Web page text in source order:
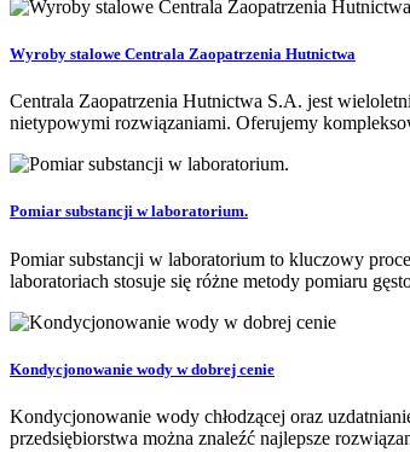
Wyroby stalowe Centrala Zaopatrzenia Hutnictwa
Centrala Zaopatrzenia Hutnictwa S.A. jest
nietypowymi rozwiązaniami. Oferujemy
Pomiar substancji w laboratorium.
Pomiar substancji w laboratorium to kluczowy
laboratoriach stosuje się różne metody pomiaru
Kondycjonowanie wody w dobrej cenie
Kondycjonowanie wody chłodzącej oraz
przedsiębiorstwa można znaleźć najlepsze